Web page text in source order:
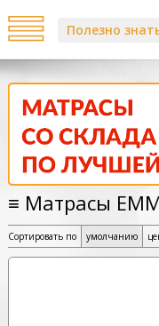
Полезно
≡ Матрасы
Сортировать по умолчанию